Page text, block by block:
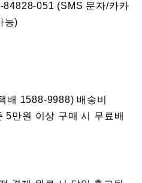
84828-051 (SMS 문자/카카
능)
배 1588-9988) 배송비
5만원 이상 구매 시 무료배